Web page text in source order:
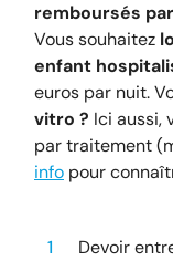
remboursés
Vous souhaitez
enfant
euros par nuit.
vitro ? Ici aussi,
par traitement
info pour
Devoir